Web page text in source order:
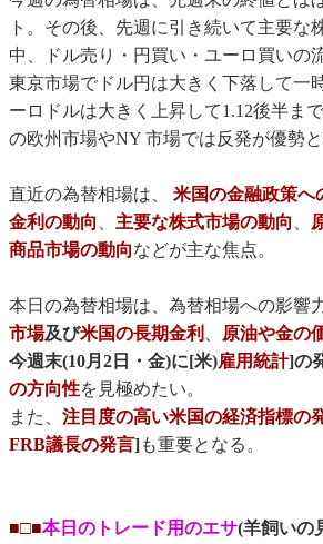
ト。その後、先週に引き続いて主要な
中、ドル売り・円買い・ユーロ買いの
東京市場でドル円は大きく下落して一
ーロドルは大きく上昇して1.12後半ま
の欧州市場やNY 市場では反発が優勢と
直近の為替相場は、 米国の金融政策へ
金利の動向 、 主要な株式市場の動向 、
商品市場の動向などが主な焦点。
本日の為替相場は、為替相場への影響
市場及び米国の長期金利 、 原油や金の
今週末(10月2日・金)に[米)雇用統計]の
の方向性を見極めたい。
また、 注目度の高い米国の経済指標の
FRB議長の発言]も重要となる。
■□■本日のトレード用のエサ(羊飼いの